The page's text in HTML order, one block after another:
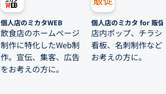
個人店のミカタWEB
飲食店のホームページ
制作に特化したWeb制
作。宣伝、集客、広告
をお考えの方に。
個人店のミカタ for 販促
店内ポップ、チラシ
看板、名刺制作など
お考えの方に。